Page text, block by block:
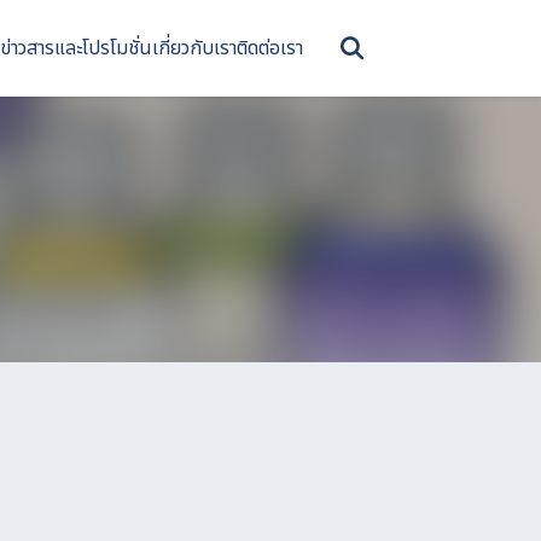
ข่าวสารและโปรโมชั่นเกี่ยวกับเราติดต่อเรา